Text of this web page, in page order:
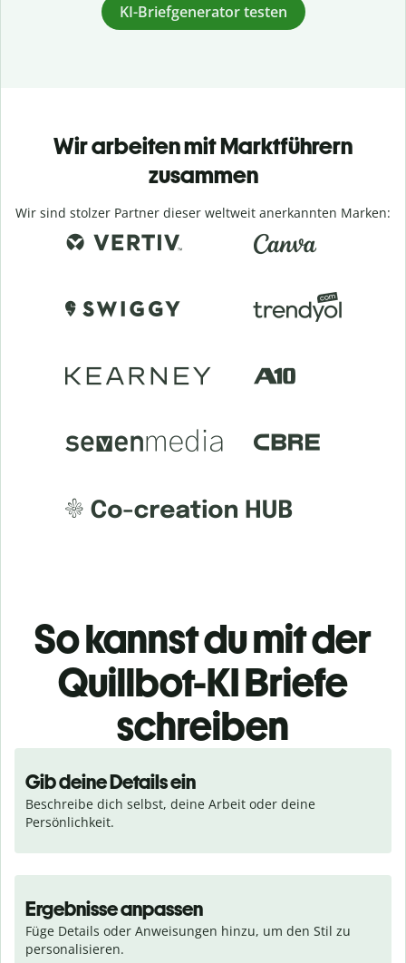
KI-Briefgenerator testen
Wir arbeiten mit Marktführern
zusammen
Wir sind stolzer Partner dieser weltweit anerkannten Marken:
So kannst du mit der
Quillbot-KI Briefe
schreiben
Gib deine Details ein
Beschreibe dich selbst, deine Arbeit oder deine
Persönlichkeit.
Ergebnisse anpassen
Füge Details oder Anweisungen hinzu, um den Stil zu
personalisieren.